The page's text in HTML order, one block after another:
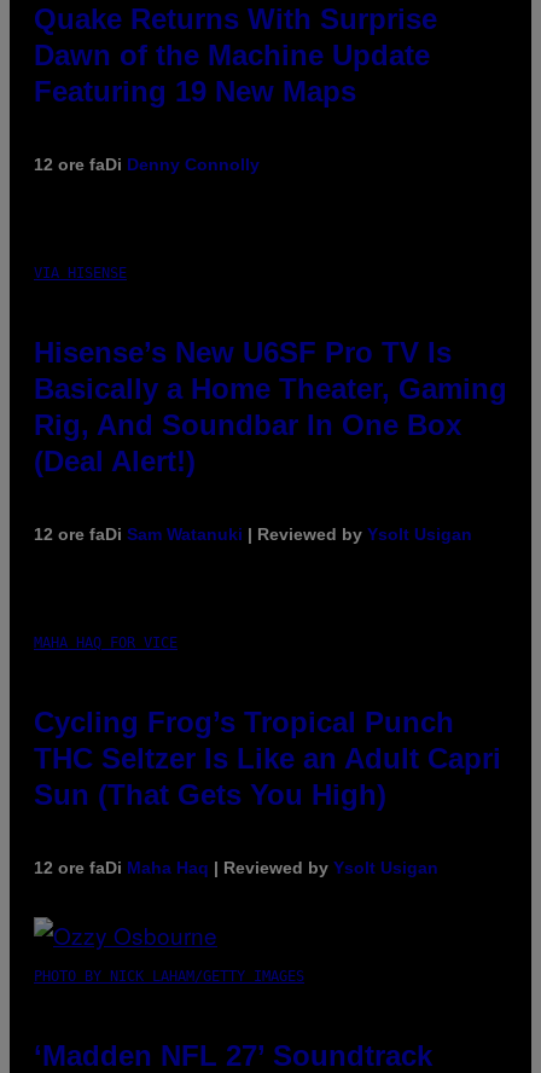
Quake Returns With Surprise
Dawn of the Machine Update
Featuring 19 New Maps
12 ore faDi Denny Connolly
VIA HISENSE
Hisense’s New U6SF Pro TV Is
Basically a Home Theater, Gaming
Rig, And Soundbar In One Box
(Deal Alert!)
12 ore faDi Sam Watanuki | Reviewed by Ysolt Usigan
MAHA HAQ FOR VICE
Cycling Frog’s Tropical Punch
THC Seltzer Is Like an Adult Capri
Sun (That Gets You High)
12 ore faDi Maha Haq | Reviewed by Ysolt Usigan
PHOTO BY NICK LAHAM/GETTY IMAGES
‘Madden NFL 27’ Soundtrack